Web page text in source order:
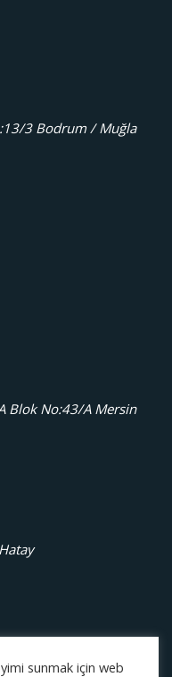
3 Bodrum / Muğla
Blok No:43/A Mersin
sunmak için web